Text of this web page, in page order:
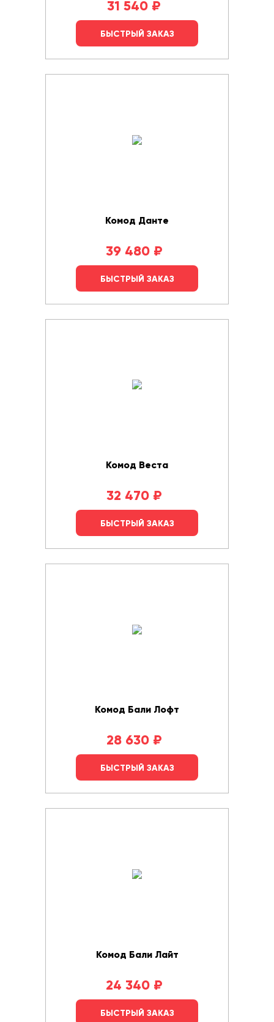
31 540 ₽
БЫСТРЫЙ ЗАКАЗ
Комод Данте
39 480 ₽
БЫСТРЫЙ ЗАКАЗ
Комод Веста
32 470 ₽
БЫСТРЫЙ ЗАКАЗ
Комод Бали Лофт
28 630 ₽
БЫСТРЫЙ ЗАКАЗ
Комод Бали Лайт
24 340 ₽
БЫСТРЫЙ ЗАКАЗ